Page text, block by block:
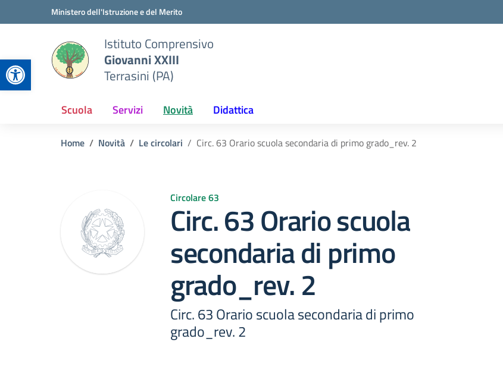
Apri la barra degli strumenti
Vai ai contenuti
Vai al menu di navigazioneMinistero dell'Istruzione e del Merito
Istituto Comprensivo
Giovanni XXIII
Terrasini (PA)
Scuola Servizi Novità Didattica
Home Novità Le circolari Circ. 63 Orario scuola secondaria di primo grado_rev. 2
Circolare 63
Circ. 63 Orario scuola
secondaria di primo
grado_rev. 2
Circ. 63 Orario scuola secondaria di primo
grado_rev. 2